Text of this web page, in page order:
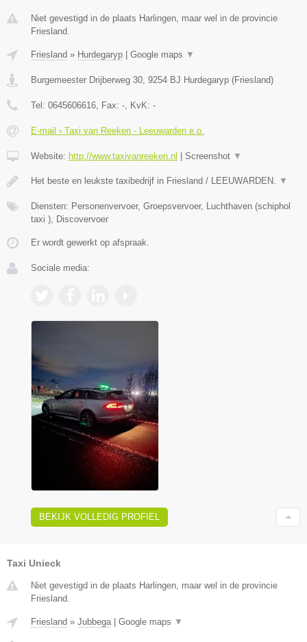
Niet gevestigd in de plaats Harlingen, maar wel in de provincie
Friesland.
Friesland » Hurdegaryp Google maps ▼
Burgemeester Drijberweg 30, 9254 BJ Hurdegaryp (Friesland)
Tel: 0645606616, Fax: -, KvK: -
E-mail › Taxi van Reeken - Leeuwarden e.o.
Website: http://www.taxivanreeken.nl Screenshot ▼
Het beste en leukste taxibedrijf in Friesland / LEEUWARDEN. ▼
Diensten: Personenvervoer, Groepsvervoer, Luchthaven (schiphol
taxi ), Discovervoer
Er wordt gewerkt op afspraak.
Sociale media:
BEKIJK VOLLEDIG PROFIEL
Taxi Unieck
Niet gevestigd in de plaats Harlingen, maar wel in de provincie
Friesland.
Friesland » Jubbega| Google maps ▼